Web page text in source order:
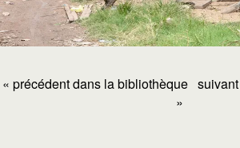
« précédent dans la bibliothèque
»